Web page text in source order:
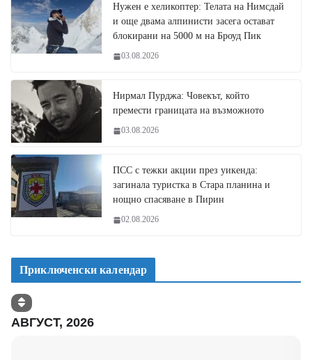
Нужен е хеликоптер: Телата на Нимсдай
и още двама алпинисти засега остават
блокирани на 5000 м на Броуд Пик
03.08.2026
Нирмал Пурджа: Човекът, който
премести границата на възможното
03.08.2026
ПСС с тежки акции през уикенда:
загинала туристка в Стара планина и
нощно спасяване в Пирин
02.08.2026
Приключенски календар
АВГУСТ, 2026